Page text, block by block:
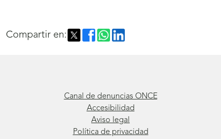
Compartir en:
Canal de denuncias ONCE
Accesibilidad
Aviso legal
Política de privacidad